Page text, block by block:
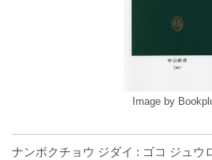
Image by
ナンボクチョウ ジダイ : ゴコ ジュウ